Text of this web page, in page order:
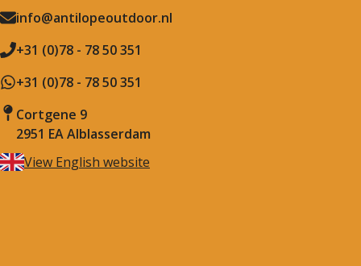
info@antilopeoutdoor.nl
+31 (0)78 - 78 50 351
+31 (0)78 - 78 50 351
Cortgene 9
2951 EA Alblasserdam
View English website